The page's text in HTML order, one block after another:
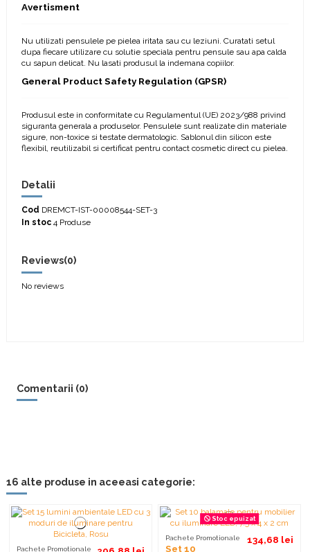
Avertisment
Nu utilizati pensulele pe pielea iritata sau cu leziuni. Curatati setul
dupa fiecare utilizare cu solutie speciala pentru pensule sau apa calda
cu sapun delicat. Nu lasati produsul la indemana copiilor.
General Product Safety Regulation (GPSR)
Produsul este in conformitate cu Regulamentul (UE) 2023/988 privind
siguranta generala a produselor. Pensulele sunt realizate din materiale
sigure, non-toxice si testate dermatologic. Sablonul din silicon este
flexibil, reutilizabil si certificat pentru contact cosmetic direct cu pielea.
Detalii
Cod DREMCT-IST-00008544-SET-3
In stoc 4 Produse
Reviews(0)
No reviews
Comentarii (0)
16 alte produse in aceeasi categorie:
Pachete Promotionale
Stoc epuizat
Pachete Promotionale
Set 10
134,68 lei